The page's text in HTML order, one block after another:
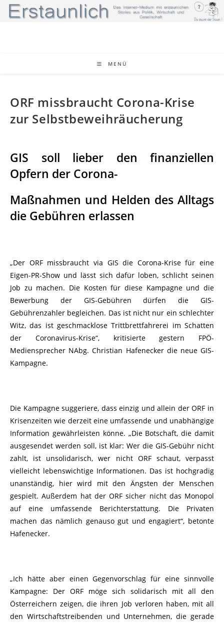
Zum
Inhalt
MENÜ
ORF missbraucht Corona-Krise
zur Selbstbeweihräucherung
GIS soll lieber den finanziellen
Opfern der Corona-
Maßnahmen und Helden des Alltags
die Gebühren erlassen
„Der ORF missbraucht via GIS die Corona-Krise für eine
Eigen-PR-Show und lässt sich dafür loben, schlicht seinen
Job zu machen. Die Kosten für diese Kampagne und die
Bewerbung der GIS-Gebühren dürfen die GIS-
Gebührenzahler begleichen. Das ist nicht nur ein schlechter
Witz, das ist geschmacklose Trittbrettfahrerei im Schatten
der Coronavirus-Krise“, kritisierte gestern FPÖ-
Mediensprecher NAbg. Christian Hafenecker die neue GIS-
Kampagne.
Die Kampagne suggeriere, dass einzig und allein der ORF in
Krisenzeiten wie derzeit eine umfassende und unabhängige
Information gewährleisten könne. „Die Botschaft, die damit
ausgesendet werden soll, ist klar: Wer die GIS-Gebühr nicht
zahlt, ist unsolidarisch, wer nicht ORF schaut, verpasst
vielleicht lebenswichtige Informationen. Das ist hochgradig
unanständig, hier wird mit den Ängsten der Menschen
gespielt. Außerdem hat der ORF sicher nicht das Monopol
auf eine umfassende Berichterstattung. Die Privaten
machen das nämlich genauso gut und engagiert“, betonte
Hafenecker.
„Ich hätte aber einen Gegenvorschlag für eine sinnvolle
Kampagne: Der ORF möge sich solidarisch mit all den
Österreichern zeigen, die ihren Job verloren haben, mit all
den Wirtschaftstreibenden und Unternehmen, die gerade